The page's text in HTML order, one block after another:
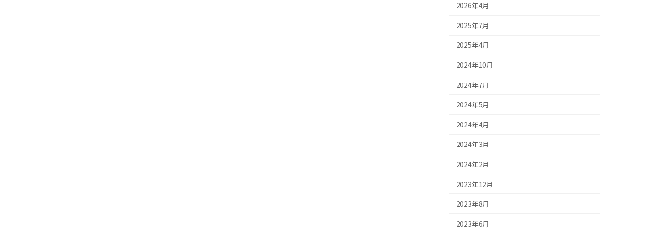
2026年4月
2025年7月
2025年4月
2024年10月
2024年7月
2024年5月
2024年4月
2024年3月
2024年2月
2023年12月
2023年8月
2023年6月